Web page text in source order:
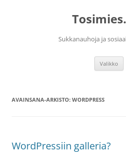
Sukkanauhoja ja
Valikko
AVAINSANA-ARKISTO: WORDPRESS
WordPressiin galleria?